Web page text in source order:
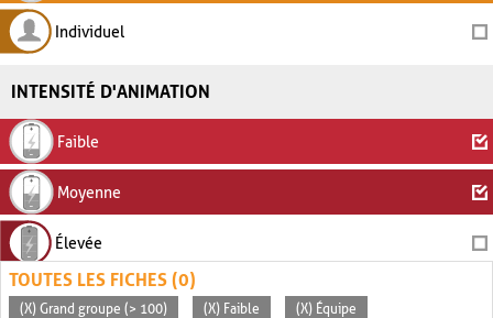
Individuel
INTENSITÉ D'ANIMATION
Faible
Moyenne
Élevée
TOUTES LES FICHES (0)
(X) Grand groupe (> 100) (X) Faible (X) Équipe